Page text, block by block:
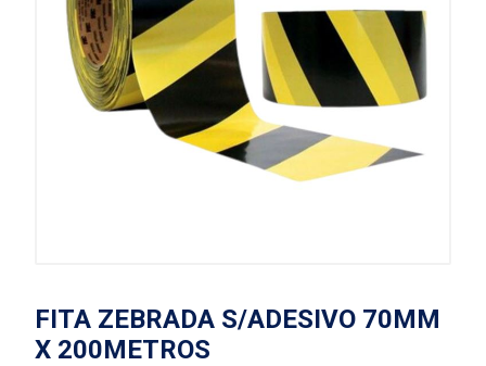
FITA ZEBRADA S/ADESIVO 70MM
X 200METROS